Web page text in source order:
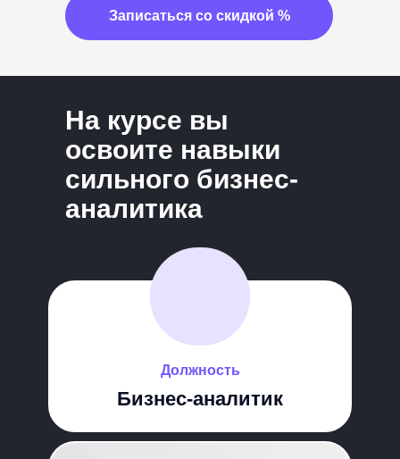
Записаться со скидкой %
На курсе вы
освои те навыки
сильного бизнес-
аналитика
Должность
Бизнес-аналитик